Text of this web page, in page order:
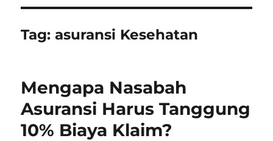
Tag:asuransi Kesehatan
Mengapa Nasabah
Asuransi Harus Tanggung
10% Biaya Klaim?